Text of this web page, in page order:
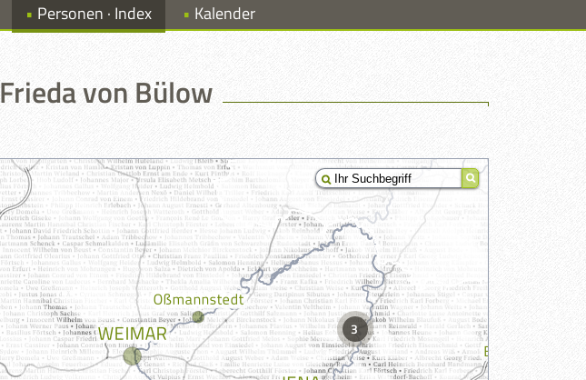
Personen · Index Kalender
Frieda von Bülow
3